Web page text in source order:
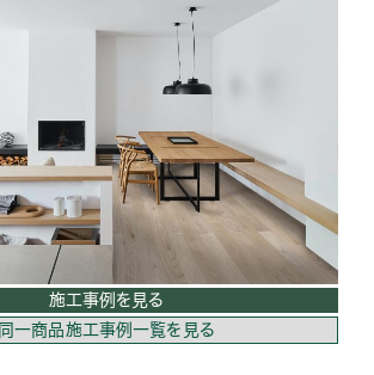
施工事例を見る
同一商品施工事例一覧を見る